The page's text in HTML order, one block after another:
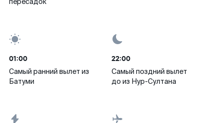
01:00
Самый ранний вылет из
Батуми
22:00
Самый поздний вылет
до из Нур-Султана